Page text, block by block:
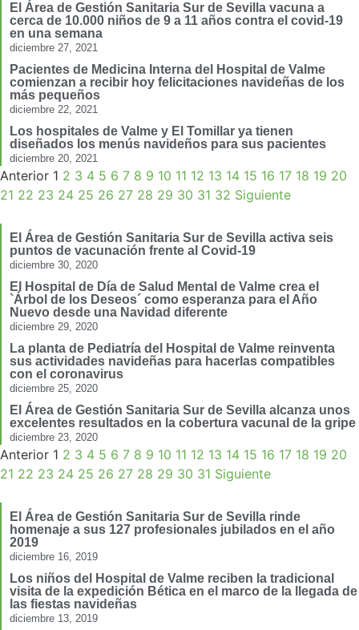
El Área de Gestión Sanitaria Sur de Sevilla vacuna a
cerca de 10.000 niños de 9 a 11 años contra el covid-19
en una semana
diciembre 27, 2021
Pacientes de Medicina Interna del Hospital de Valme
comienzan a recibir hoy felicitaciones navideñas de los
más pequeños
diciembre 22, 2021
Los hospitales de Valme y El Tomillar ya tienen
diseñados los menús navideños para sus pacientes
diciembre 20, 2021
Anterior 1 2 3 4 5 6 7 8 9 10 11 12 13 14 15 16 17 18 19 20
21 22 23 24 25 26 27 28 29 30 31 32 Siguiente
El Área de Gestión Sanitaria Sur de Sevilla activa seis
puntos de vacunación frente al Covid-19
diciembre 30, 2020
El Hospital de Día de Salud Mental de Valme crea el
`Árbol de los Deseos´ como esperanza para el Año
Nuevo desde una Navidad diferente
diciembre 29, 2020
La planta de Pediatría del Hospital de Valme reinventa
sus actividades navideñas para hacerlas compatibles
con el coronavirus
diciembre 25, 2020
El Área de Gestión Sanitaria Sur de Sevilla alcanza unos
excelentes resultados en la cobertura vacunal de la gripe
diciembre 23, 2020
Anterior 1 2 3 4 5 6 7 8 9 10 11 12 13 14 15 16 17 18 19 20
21 22 23 24 25 26 27 28 29 30 31 Siguiente
El Área de Gestión Sanitaria Sur de Sevilla rinde
homenaje a sus 127 profesionales jubilados en el año
2019
diciembre 16, 2019
Los niños del Hospital de Valme reciben la tradicional
visita de la expedición Bética en el marco de la llegada de
las fiestas navideñas
diciembre 13, 2019